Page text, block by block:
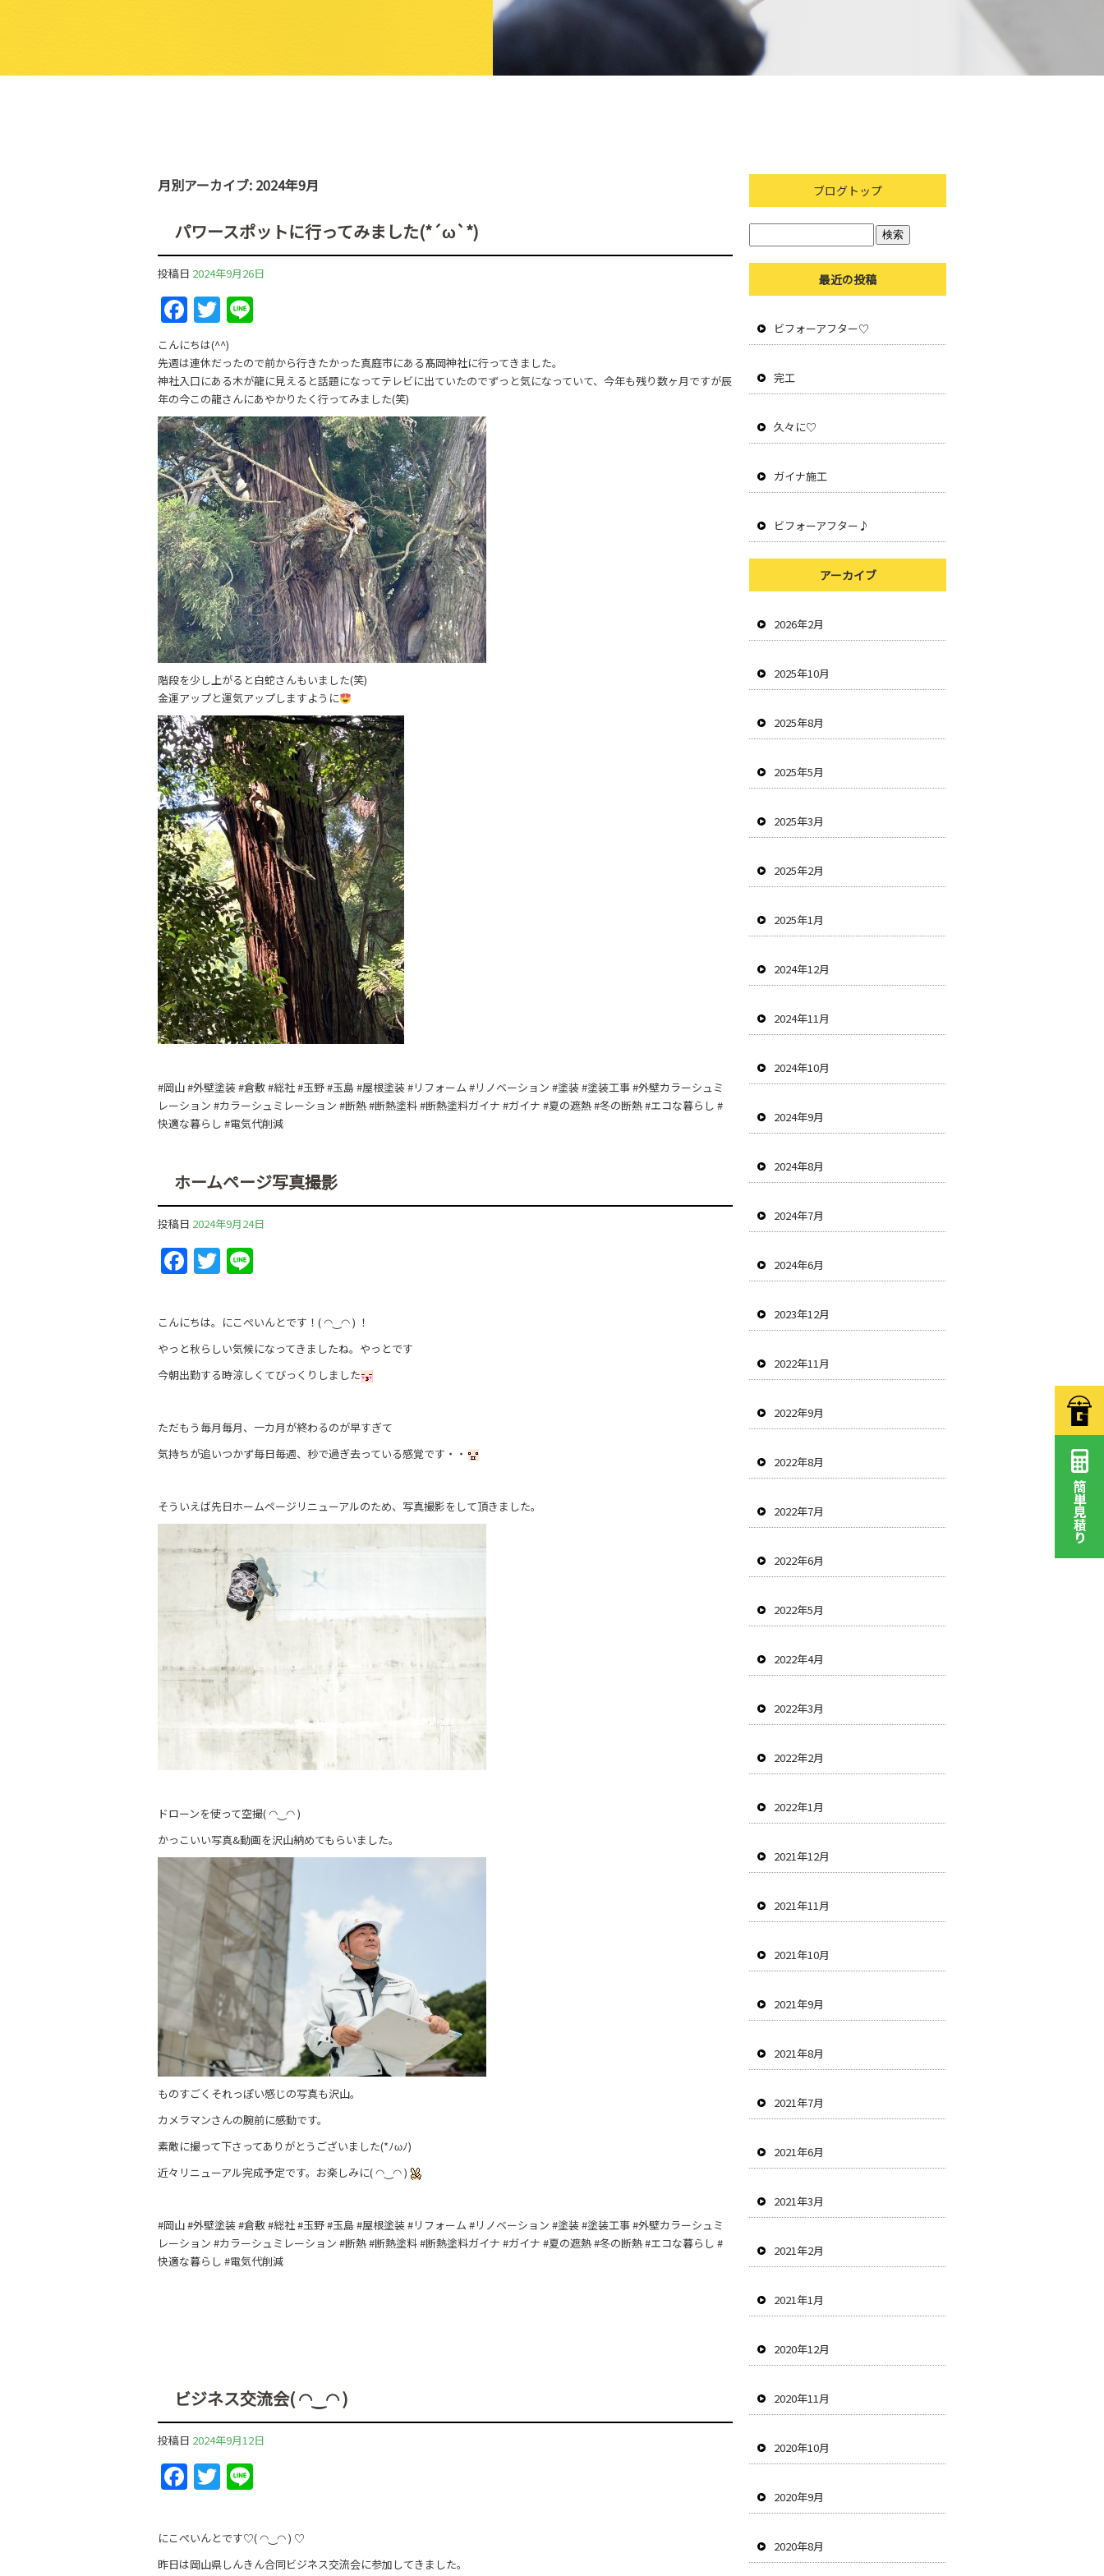
月別アーカイブ: 2024年9月
パワースポットに行ってみました(*´ω`*)
投稿日 2024年9月26日
F
a
c
e
b
o
o
k
T
w
itt
er
e
こんにちは(^^)
先週は連休だったので前から行きたかった真庭市にある髙岡神社に行ってきました。
神社入口にある木が龍に見えると話題になってテレビに出ていたのでずっと気になっていて、今年も残り数ヶ月ですが辰
年の今この龍さんにあやかりたく行ってみました(笑)
階段を少し上がると白蛇さんもいました(笑)
金運アップと運気アップしますように
#岡山 #外壁塗装 #倉敷 #総社 #玉野 #玉島 #屋根塗装 #リフォーム #リノベーション #塗装 #塗装工事 #外壁カラーシュミ
レーション #カラーシュミレーション #断熱 #断熱塗料 #断熱塗料ガイナ #ガイナ #夏の遮熱 #冬の断熱 #エコな暮らし #
快適な暮らし #電気代削減
ホームページ写真撮影
投稿日 2024年9月24日
F
a
c
e
b
o
o
k
T
w
itt
er
e
こんにちは。にこぺいんとです！( ◠‿◠ ) ！
やっと秋らしい気候になってきましたね。やっとです
今朝出勤する時涼しくてびっくりしました
ただもう毎月毎月、一カ月が終わるのが早すぎて
気持ちが追いつかず毎日毎週、秒で過ぎ去っている感覚です・・
そういえば先日ホームページリニューアルのため、写真撮影をして頂きました。
ドローンを使って空撮( ◠‿◠ )
かっこいい写真&動画を沢山納めてもらいました。
ものすごくそれっぽい感じの写真も沢山。
カメラマンさんの腕前に感動です。
素敵に撮って下さってありがとうございました(*ﾉωﾉ)
近々リニューアル完成予定です。お楽しみに( ◠‿◠ )
#岡山 #外壁塗装 #倉敷 #総社 #玉野 #玉島 #屋根塗装 #リフォーム #リノベーション #塗装 #塗装工事 #外壁カラーシュミ
レーション #カラーシュミレーション #断熱 #断熱塗料 #断熱塗料ガイナ #ガイナ #夏の遮熱 #冬の断熱 #エコな暮らし #
快適な暮らし #電気代削減
ビジネス交流会( ◠‿◠ )
投稿日 2024年9月12日
F
c
e
T
itt
er
e
にこぺいんとです♡( ◠‿◠ ) ♡
昨日は岡山県しんきん合同ビジネス交流会に参加してきました。
ブログトップ
最近の投稿
ビフォーアフター♡
完工
久々に♡
ガイナ施工
ビフォーアフター♪
アーカイブ
2026年2月
2025年10月
2025年8月
2025年5月
2025年3月
2025年2月
2025年1月
2024年12月
2024年11月
2024年10月
2024年9月
2024年8月
2024年7月
2024年6月
2023年12月
2022年11月
2022年9月
2022年8月
2022年7月
2022年6月
2022年5月
2022年4月
2022年3月
2022年2月
2022年1月
2021年12月
2021年11月
2021年10月
2021年9月
2021年8月
2021年7月
2021年6月
2021年3月
2021年2月
2021年1月
2020年12月
2020年11月
2020年10月
2020年9月
2020年8月